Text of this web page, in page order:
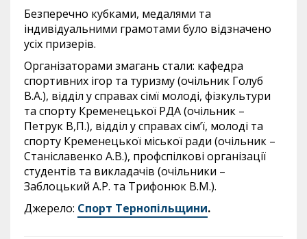
Безперечно кубками, медалями та
індивідуальними грамотами було відзначено
усіх призерів.
Організаторами змагань стали: кафедра
спортивних ігор та туризму (очільник Голуб
В.А.), відділ у справах сімї молоді, фізкультури
та спорту Кременецької РДА (очільник –
Петрук В,П.), відділ у справах сім’ї, молоді та
спорту Кременецької міської ради (очільник –
Станіславенко А.В.), профспілкові організації
студентів та викладачів (очільники –
Заблоцький А.Р. та Трифонюк В.М.).
Джерело: Спорт Тернопільщини.